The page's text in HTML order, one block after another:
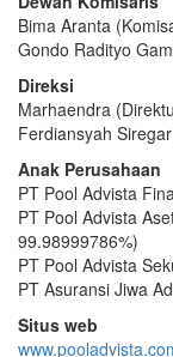
Bima Aranta
Gondo Radityo
Direksi
Marhaendra
Ferdiansyah
Anak Perusahaan
PT Pool Advista
PT Pool Advista
99.98999786%)
PT Pool Advista
PT Asuransi Jiwa
Situs web